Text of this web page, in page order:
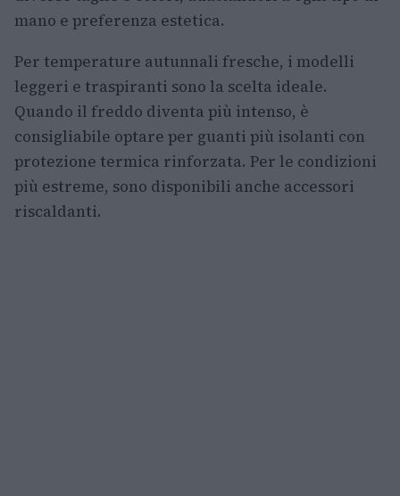
mano e preferenza estetica.
Per temperature autunnali fresche, i modelli
leggeri e traspiranti sono la scelta ideale.
Quando il freddo diventa più intenso, è
consigliabile optare per guanti più isolanti con
protezione termica rinforzata. Per le condizioni
più estreme, sono disponibili anche accessori
riscaldanti.